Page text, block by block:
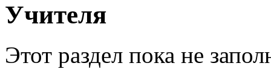
Учителя
Этот раздел пока не